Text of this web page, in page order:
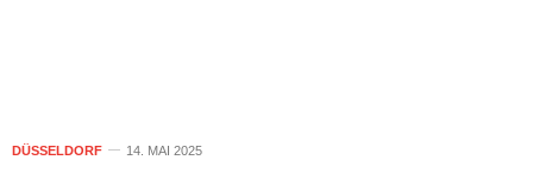
DÜSSELDORF 14. MAI 2025